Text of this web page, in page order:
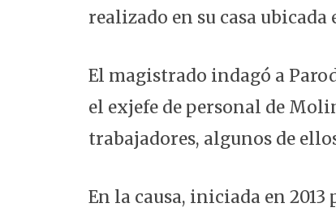
realizado en su casa
El magistrado indagó a
el exjefe de personal de
trabajadores, algunos de
En la causa, iniciada en